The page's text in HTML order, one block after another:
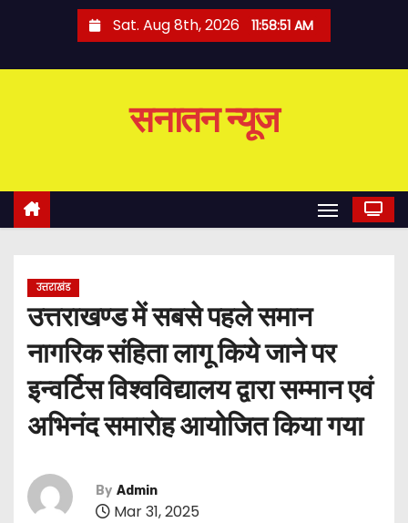
o
Sat. Aug 8th, 2026 11:58:51 AM
सनातन न्यूज
उत्तराखंड
उत्तराखण्ड में सबसे पहले समान
नागरिक संहिता लागू किये जाने पर
इन्वर्टिस विश्वविद्यालय द्वारा सम्मान एवं
अभिनंद समारोह आयोजित किया गया
By Admin
Mar 31, 2025